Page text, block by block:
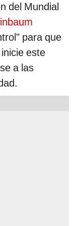
del Mundial
para que
este
a las